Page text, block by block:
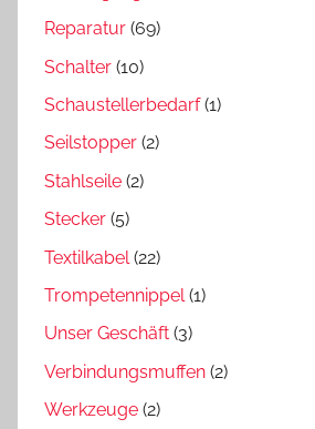
Reparatur (69)
Schalter (10)
Schaustellerbedarf(1)
Seilstopper (2)
Stahlseile (2)
Stecker (5)
Textilkabel (22)
Trompetennippel(1)
Unser Geschäft (3)
Verbindungsmuffen (2)
Werkzeuge (2)